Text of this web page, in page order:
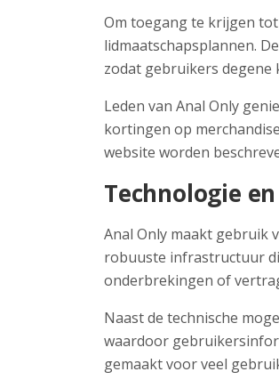
Om toegang te krijgen
lidmaatschapsplannen.
zodat gebruikers degene
Leden van Anal Only
kortingen op
website worden
Technologie
Anal Only maakt gebruik
robuuste infrastructuur
onderbrekingen of
Naast de technische
waardoor
gemaakt voor veel